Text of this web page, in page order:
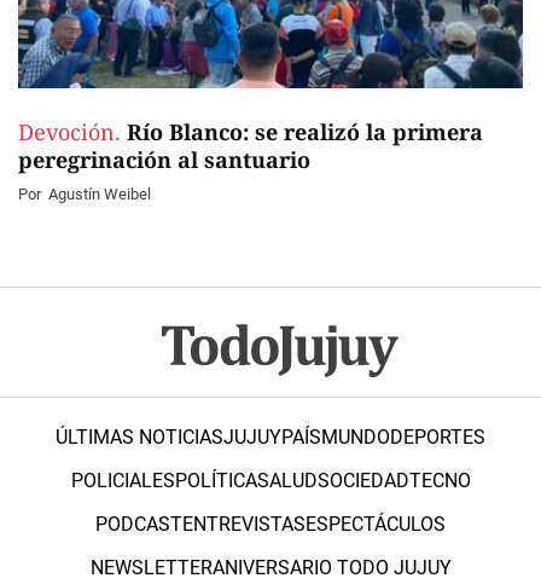
Devoción. Río Blanco: se realizó la primera
peregrinación al santuario
Por Agustín Weibel
ÚLTIMAS NOTICIASJUJUYPAÍSMUNDODEPORTES
POLICIALESPOLÍTICASALUDSOCIEDADTECNO
PODCASTENTREVISTASESPECTÁCULOS
NEWSLETTERANIVERSARIO TODO JUJUY